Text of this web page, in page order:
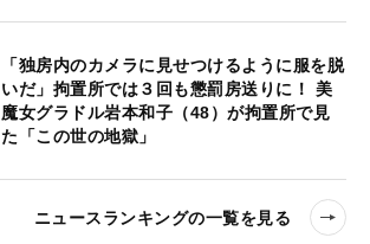
「独房内のカメラに見せつけるように服を脱
いだ」拘置所では３回も懲罰房送りに！ 美
魔女グラドル岩本和子（48）が拘置所で見
た「この世の地獄」
ニュースランキングの一覧を見る